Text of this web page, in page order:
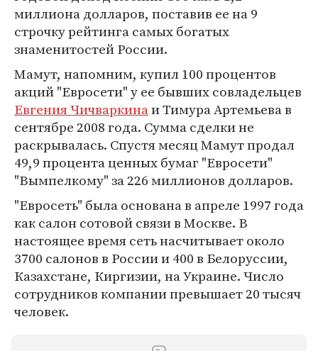
миллиона долларов, поставив ее на 9
строчку рейтинга самых богатых
знаменитостей России.
Мамут, напомним, купил 100 процентов
акций "Евросети" у ее бывших совладельцев
Евгения Чичваркинаи Тимура Артемьева в
сентябре 2008 года. Сумма сделки не
раскрывалась. Спустя месяц Мамут продал
49,9 процента ценных бумаг "Евросети"
"Вымпелкому" за 226 миллионов долларов.
"Евросеть" была основана в апреле 1997 года
как салон сотовой связи в Москве. В
настоящее время сеть насчитывает около
3700 салонов в России и 400 в Белоруссии,
Казахстане, Киргизии, на Украине. Число
сотрудников компании превышает 20 тысяч
человек.